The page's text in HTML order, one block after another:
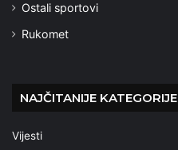
Ostali sportovi
Rukomet
NAJČITANIJE KATEGORIJE
Vijesti